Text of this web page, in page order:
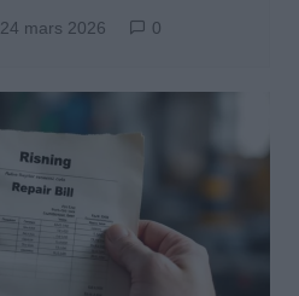
24 mars 2026 0